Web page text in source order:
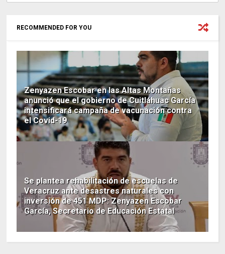
RECOMMENDED FOR YOU
Zenyazen Escobar en las Altas Montañas
anunció que el gobierno de Cuitláhuac García
intensificará campaña de vacunación contra
el Covid-19
Se plantea rehabilitación de escuelas de
Veracruz ante desastres naturales con
inversión de 451 MDP: Zenyazen Escobar
García, Secretario de Educación Estatal